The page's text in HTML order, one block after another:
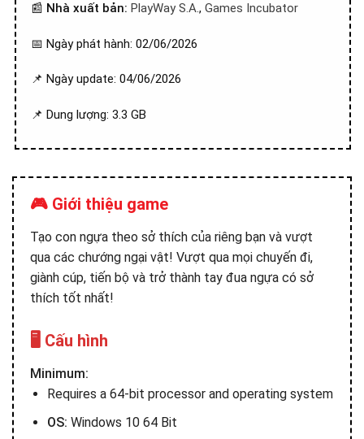
📰 Nhà xuất bản: PlayWay S.A., Games Incubator
📅 Ngày phát hành: 02/06/2026
📌 Ngày update: 04/06/2026
📌 Dung lượng: 3.3 GB
🎮 Giới thiệu game
Tạo con ngựa theo sở thích của riêng bạn và vượt
qua các chướng ngại vật! Vượt qua mọi chuyến đi,
giành cúp, tiến bộ và trở thành tay đua ngựa có sở
thích tốt nhất!
🖥️ Cấu hình
Minimum:
Requires a 64-bit processor and operating system
OS: Windows 10 64 Bit